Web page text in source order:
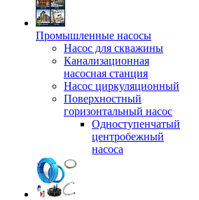
Промышленные насосы
Насос для скважины
Канализационная
насосная станция
Насос циркуляционный
Поверхностный
горизонтальный насос
Одноступенчатый
центробежный
насоса